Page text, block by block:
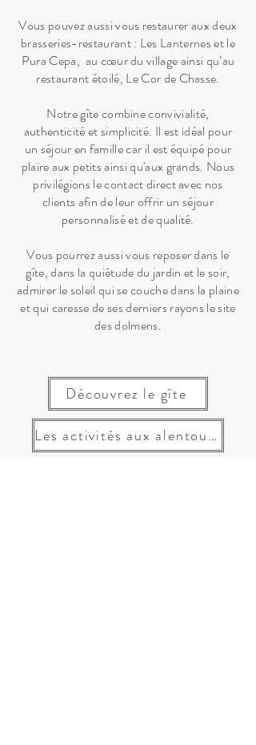
Vous pouvez aussi vous restaurer aux deux
brasseries-restaurant : Les Lanternes et le
Pura Cepa, au cœur du village ainsi qu’au
restaurant étoilé, Le Cor de Chasse.
Notre gîte combine convivialité,
authenticité et simplicité. Il est idéal pour
un séjour en famille car il est équipé pour
plaire aux petits ainsi qu'aux grands. Nous
privilégions le contact direct avec nos
clients afin de leur offrir un séjour
personnalisé et de qualité.
Vous pourrez aussi vous reposer dans le
gîte, dans la quiétude du jardin et le soir,
admirer le soleil qui se couche dans la plaine
et qui caresse de ses derniers rayons le site
des dolmens.
Découvrez le gîte
Les activités aux alentours